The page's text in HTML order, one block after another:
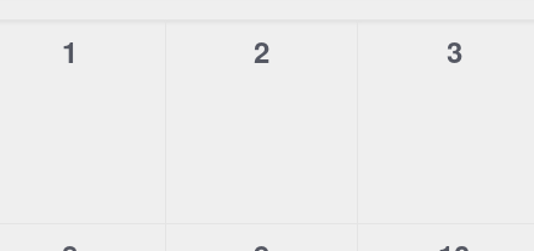
0
1
0
2
0
3